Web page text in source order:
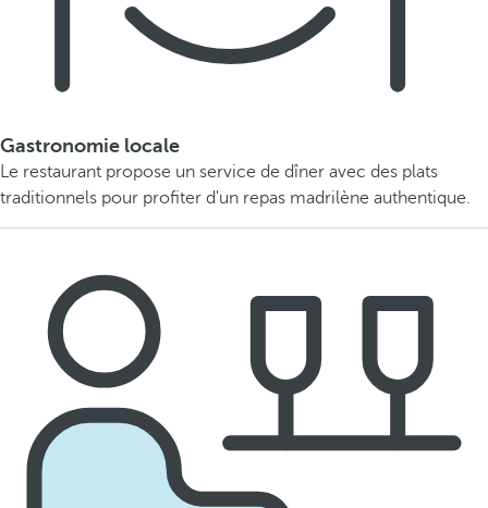
Gastronomie locale
Le restaurant propose un service de dîner avec des plats
traditionnels pour profiter d'un repas madrilène authentique.